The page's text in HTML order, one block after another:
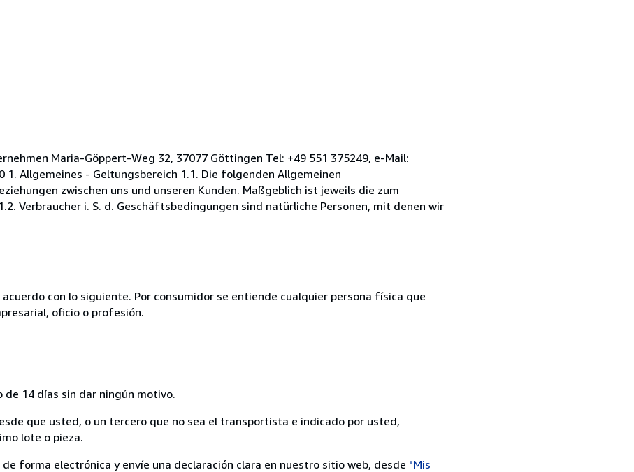
Maria-Göppert-Weg 32, 37077 Göttingen Tel: +49 551 375249, e-Mail:
1. Allgemeines - Geltungsbereich 1.1. Die folgenden Allgemeinen
zwischen uns und unseren Kunden. Maßgeblich ist jeweils die zum
Verbraucher i. S. d. Geschäftsbedingungen sind natürliche Personen, mit denen wir
con lo siguiente. Por consumidor se entiende cualquier persona física que
oficio o profesión.
14 días sin dar ningún motivo.
que usted, o un tercero que no sea el transportista e indicado por usted,
lote o pieza.
forma electrónica y envíe una declaración clara en nuestro sitio web, desde "Mis